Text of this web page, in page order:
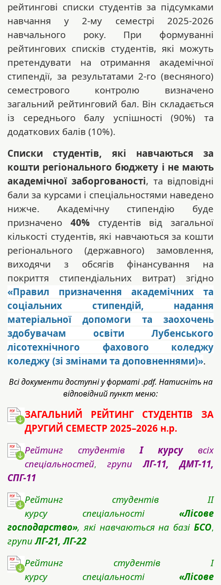
рейтингові списки студентів за підсумками
навчання у 2-му семестрі 2025-2026
навчального року. При формуванні
рейтингових списків студентів, які можуть
претендувати на отримання академічної
стипендії, за результатами 2-го (весняного)
семестрового контролю визначено
загальний рейтинговий бал. Він складається
із середнього балу успішності (90%) та
додаткових балів (10%).
Списки студентів, які навчаються за
кошти регіонального бюджету і не мають
академічної заборгованості, та відповідні
бали за курсами і спеціальностями наведено
нижче. Академічну стипендію буде
призначено 40%студентів від загальної
кількості студентів, які навчаються за кошти
регіонального (державного) замовлення,
виходячи з обсягів фінансування на
покриття стипендіальних витрат) згідно
«Правил призначення академічних та
соціальних стипендій, надання
матеріальної допомоги та заохочень
здобувачам освіти
Лубенського
лісотехнічного фахового коледжу
коледжу (зі змінами та доповненнями)».
Всі документи доступні у форматі .pdf. Натисніть на
відповідний пункт меню:
ЗАГАЛЬНИЙ РЕЙТИНГ СТУДЕНТІВ ЗА
ДРУГИЙ СЕМЕСТР 2025–2026 н.р.
Рейтинг студентівІ курсувсіх
спеціальностей, групиЛГ-11, ДМТ-11,
СПГ-11
Рейтинг студентів II
курсу спеціальності «Лісове
господарство», які навчаються на базі БСО,
групиЛГ-21, ЛГ-22
Рейтинг студентів I
курсу спеціальності «Лісове